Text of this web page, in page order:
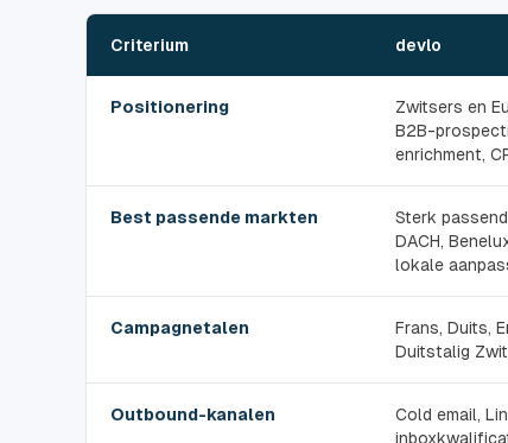
Criterium devlo
Positionering
Zwitsers en
B2B-
enrichment,
Best passende markten
Sterk
DACH,
lokale
Campagnetalen
Frans, Duits,
Duitstalig
Outbound-kanalen
Cold email,